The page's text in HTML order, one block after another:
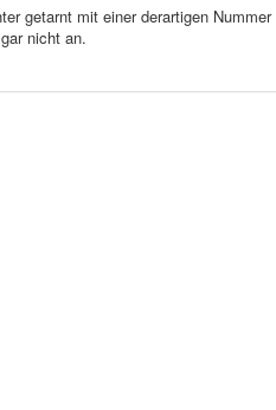
getarnt mit einer derartigen
nicht an.